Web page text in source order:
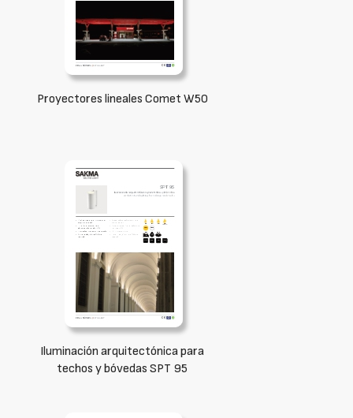
Proyectores lineales Comet W50
Iluminación arquitectónica para
techos y bóvedas SPT 95